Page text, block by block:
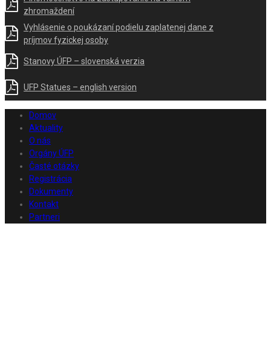
zhromaždení
Vyhlásenie o poukázaní podielu zaplatenej dane z
príjmov fyzickej osoby
Stanovy ÚFP – slovenská verzia
UFP Statues – english version
Domov
Aktuality
O nás
Orgány ÚFP
Časté otázky
Registrácia
Dokumenty
Kontakt
Partneri